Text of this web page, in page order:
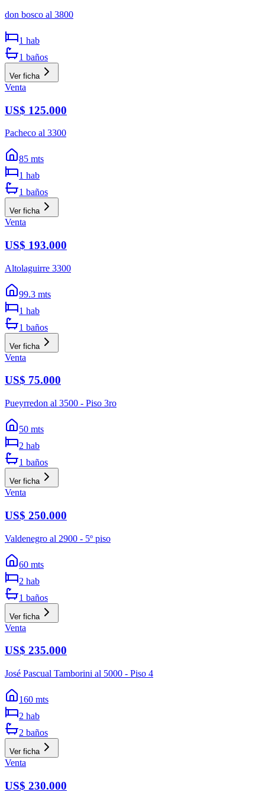
don bosco al 3800
1 hab
1 baños
Ver ficha
Venta
US$ 125.000
Pacheco al 3300
85 mts
1 hab
1 baños
Ver ficha
Venta
US$ 193.000
Altolaguirre 3300
99.3 mts
1 hab
1 baños
Ver ficha
Venta
US$ 75.000
Pueyrredon al 3500 - Piso 3ro
50 mts
2 hab
1 baños
Ver ficha
Venta
US$ 250.000
Valdenegro al 2900 - 5º piso
60 mts
2 hab
1 baños
Ver ficha
Venta
US$ 235.000
José Pascual Tamborini al 5000 - Piso 4
160 mts
2 hab
2 baños
Ver ficha
Venta
US$ 230.000